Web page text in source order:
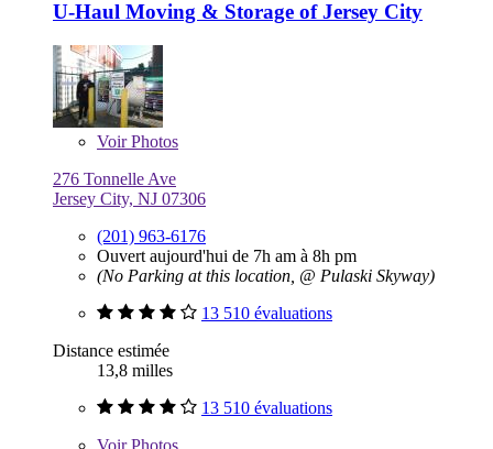
U-Haul Moving & Storage of Jersey City
VoirPhotos
276 Tonnelle Ave
Jersey City, NJ 07306
(201) 963-6176
Ouvert aujourd'hui de 7h am à 8h pm
(No Parking at this location, @ Pulaski Skyway)
13 510 évaluations
Distance estimée
13,8 milles
13 510 évaluations
VoirPhotos